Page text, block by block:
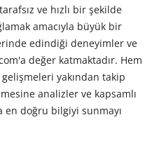
ve hızlı bir şekilde
amacıyla büyük bir
edindiği deneyimler ve
değer katmaktadır. Hem
yakından takip
analizler ve kapsamlı
en doğru bilgiyi sunmayı